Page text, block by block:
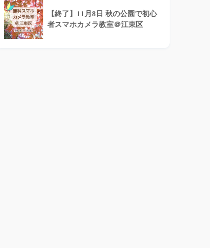
【終了】11月8日 秋の公園で初心
者スマホカメラ教室＠江東区